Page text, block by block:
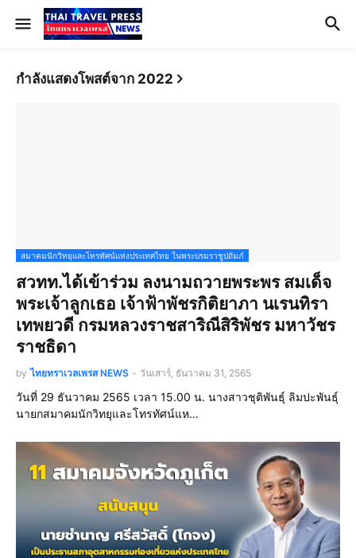
กำลังแสดงโพสต์จาก 2022
สมาคมนักวิทยุและโทรทัศน์แห่งประเทศไทย ในพระบรมราชูปถัมภ์
สวทท.ได้เข้าร่วม ลงนามถวายพระพร สมเด็จ
พระเจ้าลูกเธอ เจ้าฟ้าพัชรกิติยาภา นเรนทิรา
เทพยวดี กรมหลวงราชสาริณีสิริพัชร มหาวัชร
ราชธิดา
by ไทยทราเวลเพรส NEWS - วันเสาร์, ธันวาคม 31, 2565
วันที่ 29 ธันวาคม 2565 เวลา 15.00 น. นางสาวชุติพันธุ์ ลิมปะพันธุ์
นายกสมาคมนักวิทยุและโทรทัศน์แห…